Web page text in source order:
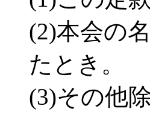
(2)本会の
たとき。
(3)その他